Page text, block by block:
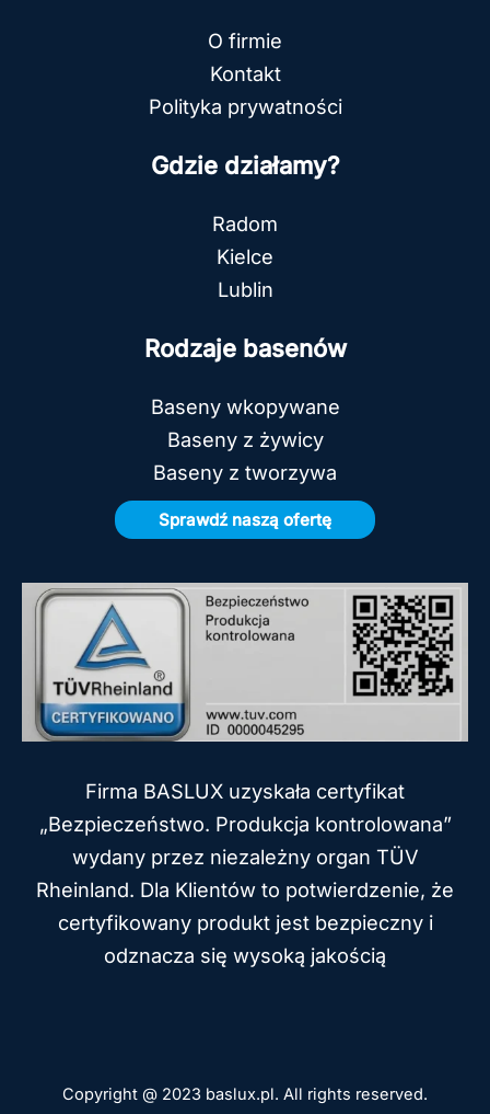
O firmie
Kontakt
Polityka prywatności
Gdzie działamy?
Radom
Kielce
Lublin
Rodzaje basenów
Baseny wkopywane
Baseny z żywicy
Baseny z tworzywa
Firma BASLUX uzyskała certyfikat
„Bezpieczeństwo. Produkcja kontrolowana”
wydany przez niezależny organ TÜV
Rheinland. Dla Klientów to potwierdzenie, że
certyfikowany produkt jest bezpieczny i
odznacza się wysoką jakością
Sprawdź naszą ofertę
Copyright @ 2023 baslux.pl. All rights reserved.